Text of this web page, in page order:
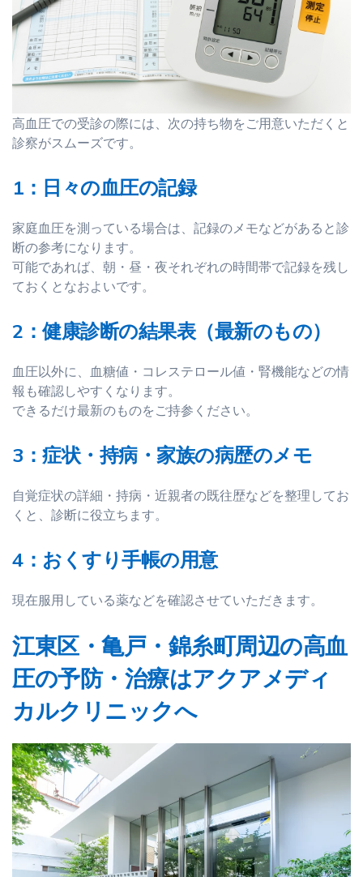
高血圧での受診の際には、次の持ち物をご用意いただくと
診察がスムーズです。
1：日々の血圧の記録
家庭血圧を測っている場合は、記録のメモなどがあると診
断の参考になります。
可能であれば、朝・昼・夜それぞれの時間帯で記録を残し
ておくとなおよいです。
2：健康診断の結果表（最新のもの）
血圧以外に、血糖値・コレステロール値・腎機能などの情
報も確認しやすくなります。
できるだけ最新のものをご持参ください。
3：症状・持病・家族の病歴のメモ
自覚症状の詳細・持病・近親者の既往歴などを整理してお
くと、診断に役立ちます。
4：おくすり手帳の用意
現在服用している薬などを確認させていただきます。
江東区・亀戸・錦糸町周辺の高血
圧の予防・治療はアクアメディ
カルクリニックへ